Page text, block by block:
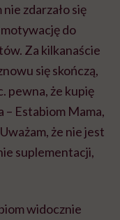
zdarzało się
motywację do
Za kilkanaście
się skończą,
pewna, że kupię
– Estabiom Mama,
że nie jest
suplementacji,
widocznie